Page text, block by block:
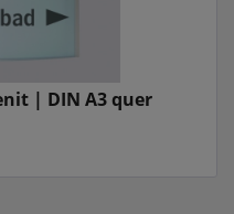
| DIN A3 quer